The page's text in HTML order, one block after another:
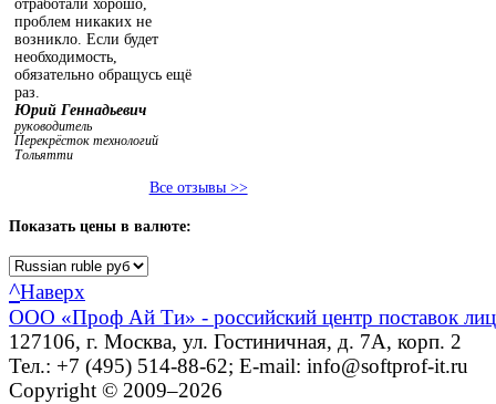
отработали хорошо,
проблем никаких не
возникло. Если будет
необходимость,
обязательно обращусь ещё
раз.
Юрий Геннадьевич
руководитель
Перекрёсток технологий
Тольятти
Все отзывы >>
Показать цены в валюте:
^Наверх
ООО «Проф Ай Ти» - российский центр поставок
127106, г. Москва, ул. Гостиничная, д. 7А, корп. 2
Тел.: +7 (495) 514-88-62; E-mail: info@softprof-it.ru
Copyright © 2009–2026